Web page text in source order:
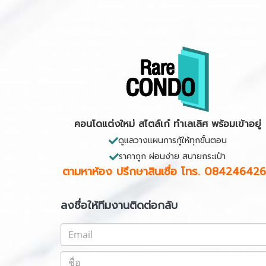
คอนโดแต่งใหม่ สไตล์เก๋ ทำเลเลิศ พร้อมเข้าอยู่
ดูแลวางแผนการกู้ให้ทุกขั้นตอน
ราคาถูก ผ่อนง่าย สบายกระเป๋า
ตามหาห้อง ปรึกษาสินเชื่อ โทร.
ลงชื่อให้ทีมงานติดต่อกลับ